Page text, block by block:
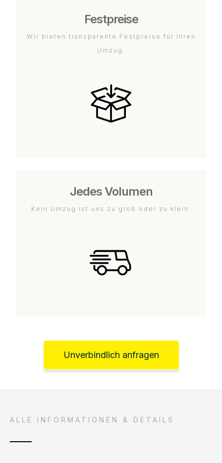
Festpreise
Wir bieten transparente Festpreise für Ihren
Umzug.
Jedes Volumen
Kein Umzug ist uns zu groß oder zu klein.
Unverbindlich anfragen
ALLE INFORMATIONEN & DETAILS